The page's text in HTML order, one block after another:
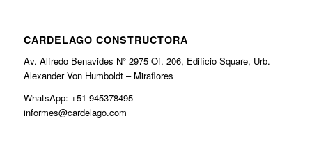
CARDELAGO CONSTRUCTORA
Av. Alfredo Benavides N° 2975 Of. 206, Edificio Square, Urb.
Alexander Von Humboldt – Miraflores
WhatsApp: +51 945378495
informes@cardelago.com